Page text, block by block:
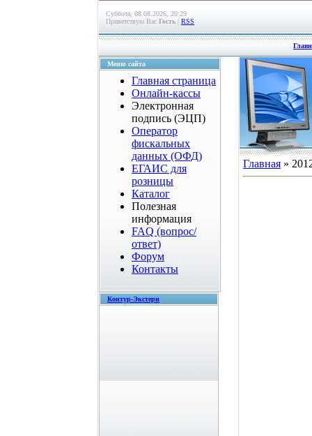
Суббота, 08.08.2026, 20:29
Приветствую Вас Гость | RSS
Меню сайта
Главная страница
Онлайн-кассы
Электронная
подпись (ЭЦП)
Оператор
фискальных
данных (ОФД)
ЕГАИС для
розницы
Каталог
Полезная
информация
FAQ (вопрос/
ответ)
Форум
Контакты
Контур-Экстерн
Главная »